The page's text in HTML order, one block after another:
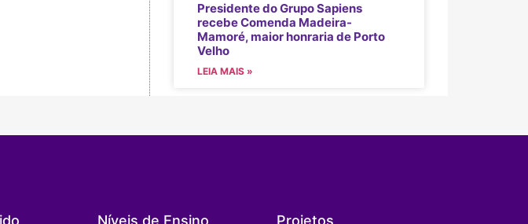
Presidente do Grupo Sapiens
recebe Comenda Madeira-
Mamoré, maior honraria de Porto
Velho
LEIA MAIS »